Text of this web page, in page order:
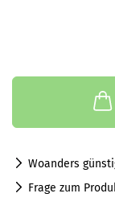
Woanders
Frage zum